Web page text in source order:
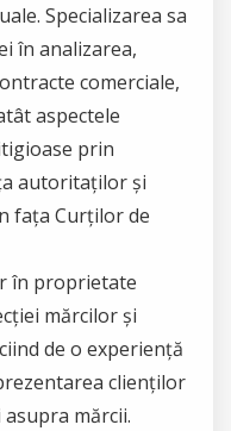
Specializarea sa
în analizarea,
comerciale,
aspectele
prin
autoritaților și
fața Curților de
în proprietate
mărcilor și
de o experiență
clienților
mărcii.